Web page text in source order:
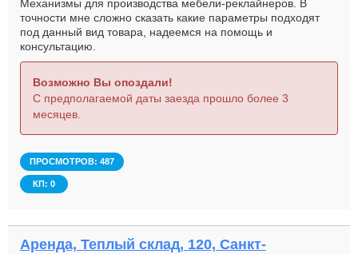
Механизмы для производства мебели-реклайнеров. В
точности мне сложно сказать какие параметры подходят
под данный вид товара, надеемся на помощь и
консультацию.
Возможно Вы опоздали!
С предполагаемой даты заезда прошло более 3
месяцев.
ПРОСМОТРОВ: 487
КП: 0
Аренда, Теплый склад, 120, Санкт-